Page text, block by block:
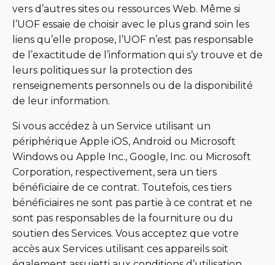
vers d’autres sites ou ressources Web. Même si
l’UOF essaie de choisir avec le plus grand soin les
liens qu’elle propose, l’UOF n’est pas responsable
de l’exactitude de l’information qui s’y trouve et de
leurs politiques sur la protection des
renseignements personnels ou de la disponibilité
de leur information.
Si vous accédez à un Service utilisant un
périphérique Apple iOS, Android ou Microsoft
Windows ou Apple Inc., Google, Inc. ou Microsoft
Corporation, respectivement, sera un tiers
bénéficiaire de ce contrat. Toutefois, ces tiers
bénéficiaires ne sont pas partie à ce contrat et ne
sont pas responsables de la fourniture ou du
soutien des Services. Vous acceptez que votre
accès aux Services utilisant ces appareils soit